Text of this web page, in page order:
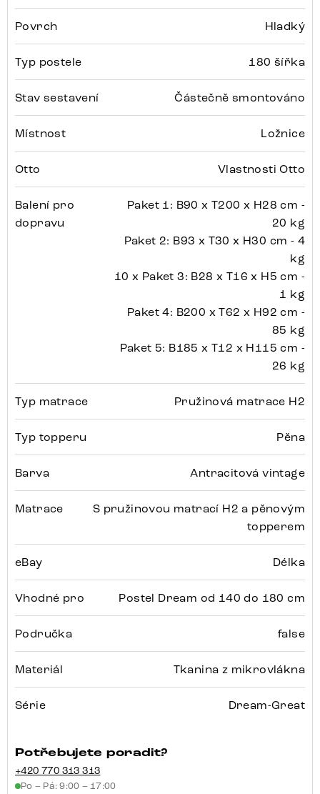
Povrch Hladký
Typ postele 180 šířka
Stav sestavení Částečně smontováno
Místnost Ložnice
Otto Vlastnosti Otto
Balení pro
dopravu
Paket 1: B90 x T200 x H28 cm -
20 kg
Paket 2: B93 x T30 x H30 cm - 4
kg
10 x Paket 3: B28 x T16 x H5 cm -
1 kg
Paket 4: B200 x T62 x H92 cm -
85 kg
Paket 5: B185 x T12 x H115 cm -
26 kg
Typ matrace Pružinová matrace H2
Typ topperu Pěna
Barva Antracitová vintage
Matrace
S pružinovou matrací H2 a pěnovým
topperem
eBay Délka
Vhodné pro Postel Dream od 140 do 180 cm
Područka false
Materiál Tkanina z mikrovlákna
Série Dream-Great
Potřebujete poradit?
+420 770 313 313
Po – Pá: 9:00 – 17:00